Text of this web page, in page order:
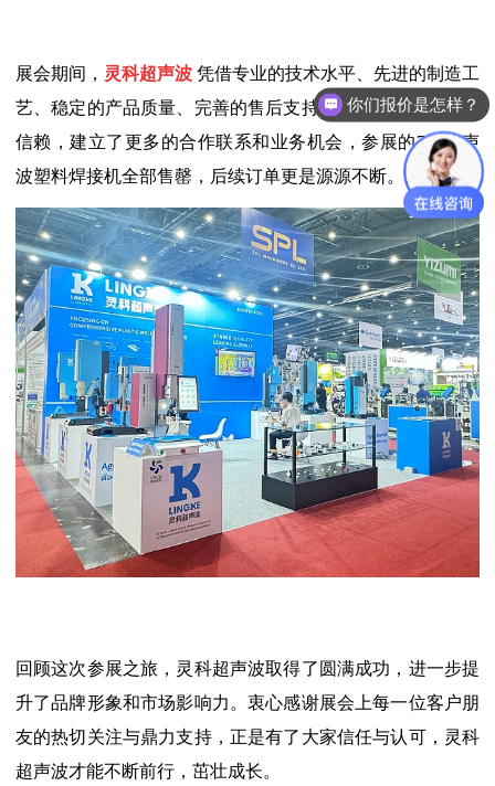
展会期间， 灵科超声波 凭借专业的技术水平、先进的制造工
艺、稳定的产品质量、完善的售后支持，赢得了客户的一致
信赖，建立了更多的合作联系和业务机会，参展的7款超声
波塑料焊接机全部售罄，后续订单更是源源不断。
回顾这次参展之旅，灵科超声波取得了圆满成功，进一步提
升了品牌形象和市场影响力。衷心感谢展会上每一位客户朋
友的热切关注与鼎力支持，正是有了大家信任与认可，灵科
超声波才能不断前行，茁壮成长。
你们报价是怎样？